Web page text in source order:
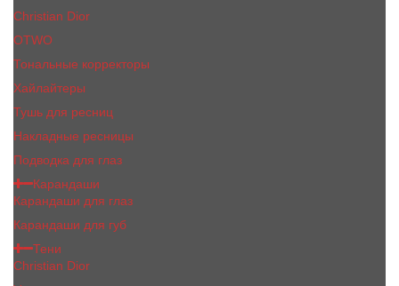
Сhristiаn Diоr
OTWO
Тональные корректоры
Хайлайтеры
Тушь для ресниц
Накладные ресницы
Подводка для глаз
Карандаши
Карандаши для глаз
Карандаши для губ
Тени
Christian Dior